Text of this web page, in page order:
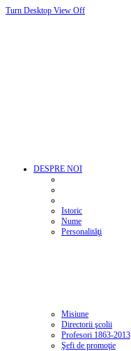
Turn Desktop View Off
DESPRE NOI
Istoric
Nume
Personalităţi
Misiune
Directorii şcolii
Profesori 1863-2013
Şefi de promoţie